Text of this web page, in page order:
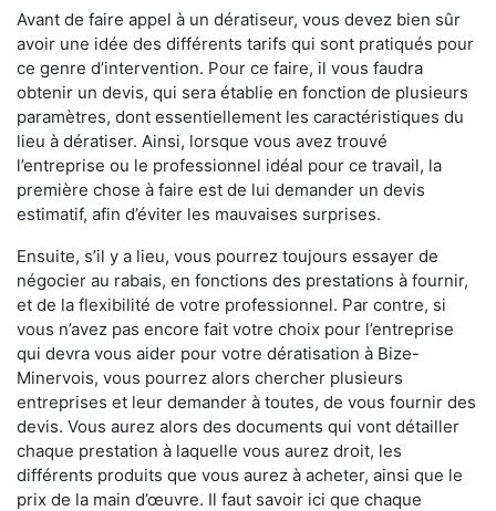
Avant de faire appel à un dératiseur, vous devez bien sûr
avoir une idée des différents tarifs qui sont pratiqués pour
ce genre d’intervention. Pour ce faire, il vous faudra
obtenir un devis, qui sera établie en fonction de plusieurs
paramètres, dont essentiellement les caractéristiques du
lieu à dératiser. Ainsi, lorsque vous avez trouvé
l’entreprise ou le professionnel idéal pour ce travail, la
première chose à faire est de lui demander un devis
estimatif, afin d’éviter les mauvaises surprises.
Ensuite, s’il y a lieu, vous pourrez toujours essayer de
négocier au rabais, en fonctions des prestations à fournir,
et de la flexibilité de votre professionnel. Par contre, si
vous n’avez pas encore fait votre choix pour l’entreprise
qui devra vous aider pour votre dératisation à Bize-
Minervois, vous pourrez alors chercher plusieurs
entreprises et leur demander à toutes, de vous fournir des
devis. Vous aurez alors des documents qui vont détailler
chaque prestation à laquelle vous aurez droit, les
différents produits que vous aurez à acheter, ainsi que le
prix de la main d’œuvre. Il faut savoir ici que chaque